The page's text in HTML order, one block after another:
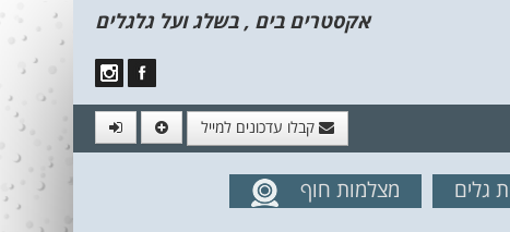
אקסטרים בים , בשלג ועל גלגלים
קבלו עדכונים למייל
חמים מהאתר
גלים
מצלמות חוף